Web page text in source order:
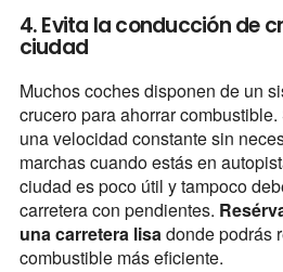
4. Evita la conducción de
ciudad
Muchos coches disponen de un
crucero para ahorrar
una velocidad constante sin
marchas cuando estás en
ciudad es poco útil y tampoco
carretera con pendientes.
una carretera lisadonde podrás
combustible más eficiente.